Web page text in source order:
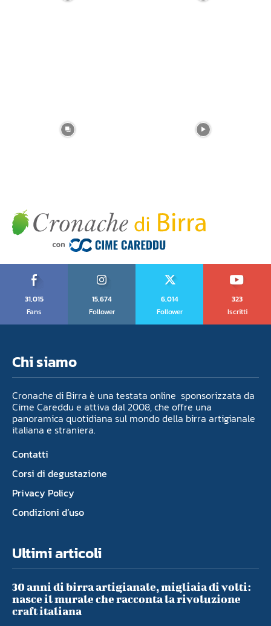
31,015
Fans
15,674
Follower
6,014
Follower
323
Iscritti
Chi siamo
Cronache di Birra è una testata online sponsorizzata da
Cime Careddu e attiva dal 2008, che offre una
panoramica quotidiana sul mondo della birra artigianale
italiana e straniera.
Contatti
Corsi di degustazione
Privacy Policy
Condizioni d’uso
Ultimi articoli
30 anni di birra artigianale, migliaia di volti:
nasce il murale che racconta la rivoluzione
craft italiana